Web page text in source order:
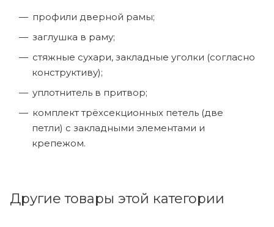
профили дверной рамы;
заглушка в раму;
стяжные сухари, закладные уголки (согласно
конструктиву);
уплотнитель в притвор;
комплект трёхсекционных петель (две
петли) с закладными элементами и
крепежом.
Другие товары этой категории